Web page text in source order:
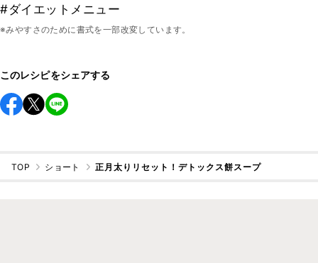
#ダイエットメニュー
※みやすさのために書式を一部改変しています。
このレシピをシェアする
TOP ショート 正月太りリセット！デトックス餅スープ